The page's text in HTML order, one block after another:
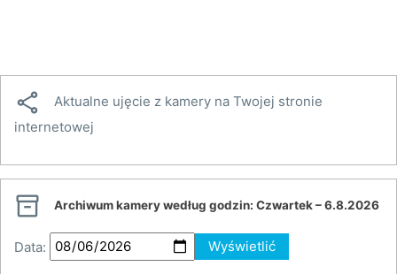

Aktualne ujęcie z kamery na Twojej stronie
internetowej
 Archiwum kamery według godzin: Czwartek – 6.8.2026
Data: Wyświetlić